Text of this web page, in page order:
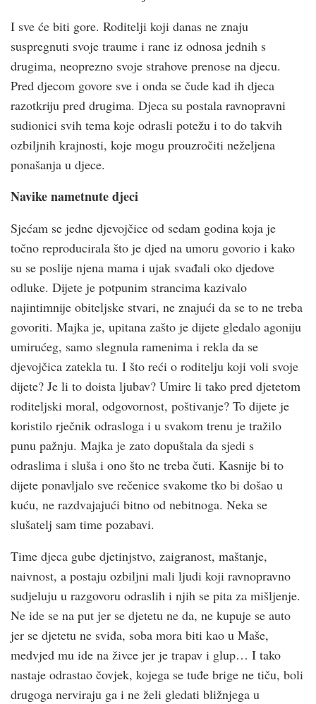
I sve će biti gore. Roditelji koji danas ne znaju
suspregnuti svoje traume i rane iz odnosa jednih s
drugima, neoprezno svoje strahove prenose na djecu.
Pred djecom govore sve i onda se čude kad ih djeca
razotkriju pred drugima. Djeca su postala ravnopravni
sudionici svih tema koje odrasli potežu i to do takvih
ozbiljnih krajnosti, koje mogu prouzročiti neželjena
ponašanja u djece.
Navike nametnute djeci
Sjećam se jedne djevojčice od sedam godina koja je
točno reproducirala što je djed na umoru govorio i kako
su se poslije njena mama i ujak svađali oko djedove
odluke. Dijete je potpunim strancima kazivalo
najintimnije obiteljske stvari, ne znajući da se to ne treba
govoriti. Majka je, upitana zašto je dijete gledalo agoniju
umirućeg, samo slegnula ramenima i rekla da se
djevojčica zatekla tu. I što reći o roditelju koji voli svoje
dijete? Je li to doista ljubav? Umire li tako pred djetetom
roditeljski moral, odgovornost, poštivanje? To dijete je
koristilo rječnik odrasloga i u svakom trenu je tražilo
punu pažnju. Majka je zato dopuštala da sjedi s
odraslima i sluša i ono što ne treba čuti. Kasnije bi to
dijete ponavljalo sve rečenice svakome tko bi došao u
kuću, ne razdvajajući bitno od nebitnoga. Neka se
slušatelj sam time pozabavi.
Time djeca gube djetinjstvo, zaigranost, maštanje,
naivnost, a postaju ozbiljni mali ljudi koji ravnopravno
sudjeluju u razgovoru odraslih i njih se pita za mišljenje.
Ne ide se na put jer se djetetu ne da, ne kupuje se auto
jer se djetetu ne sviđa, soba mora biti kao u Maše,
medvjed mu ide na živce jer je trapav i glup… I tako
nastaje odrastao čovjek, kojega se tuđe brige ne tiču, boli
drugoga nerviraju ga i ne želi gledati bližnjega u